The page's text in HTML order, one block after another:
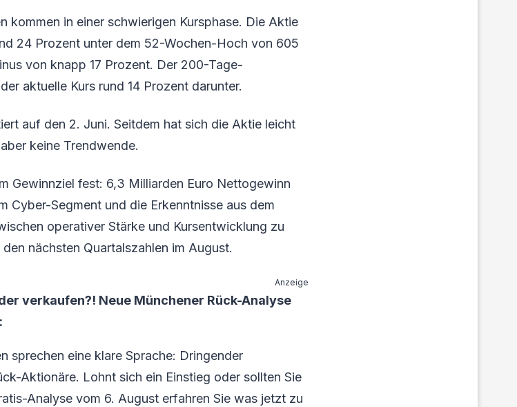
kommen in einer schwierigen Kursphase. Die Aktie
24 Prozent unter dem 52-Wochen-Hoch von 605
von knapp 17 Prozent. Der 200-Tage-
aktuelle Kurs rund 14 Prozent darunter.
auf den 2. Juni. Seitdem hat sich die Aktie leicht
keine Trendwende.
Gewinnziel fest: 6,3 Milliarden Euro Nettogewinn
Cyber-Segment und die Erkenntnisse aus dem
operativer Stärke und Kursentwicklung zu
nächsten Quartalszahlen im August.
Anzeige
verkaufen?! Neue Münchener Rück-Analyse
sprechen eine klare Sprache: Dringender
Aktionäre. Lohnt sich ein Einstieg oder sollten Sie
Analyse vom 6. August erfahren Sie was jetzt zu